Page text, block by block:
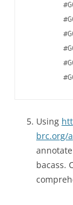
Using
brc.org/
bacass.